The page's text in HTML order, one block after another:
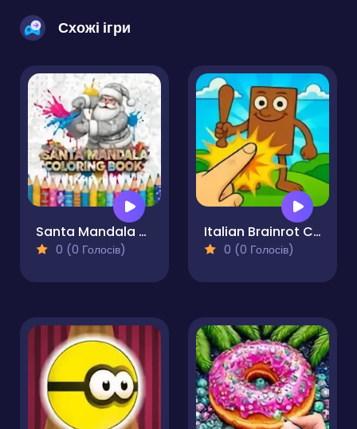
Схожі ігри
Santa Mandala Coloring Book
0 (0 Голосів)
Italian Brainrot Clicker Game
0 (0 Голосів)